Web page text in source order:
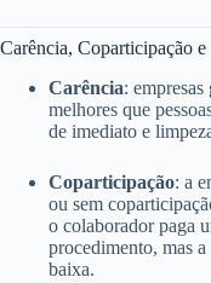
Carência, Coparticipação
Carência:
melhores que
de imediato e
Coparticipação: a
ou sem
o colaborador paga
procedimento, mas
baixa.